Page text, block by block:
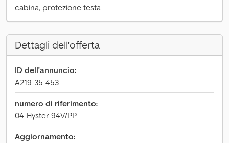
cabina, protezione testa
Dettagli dell'offerta
ID dell'annuncio:
A219-35-453
numero di riferimento:
04-Hyster-94V/PP
Aggiornamento: